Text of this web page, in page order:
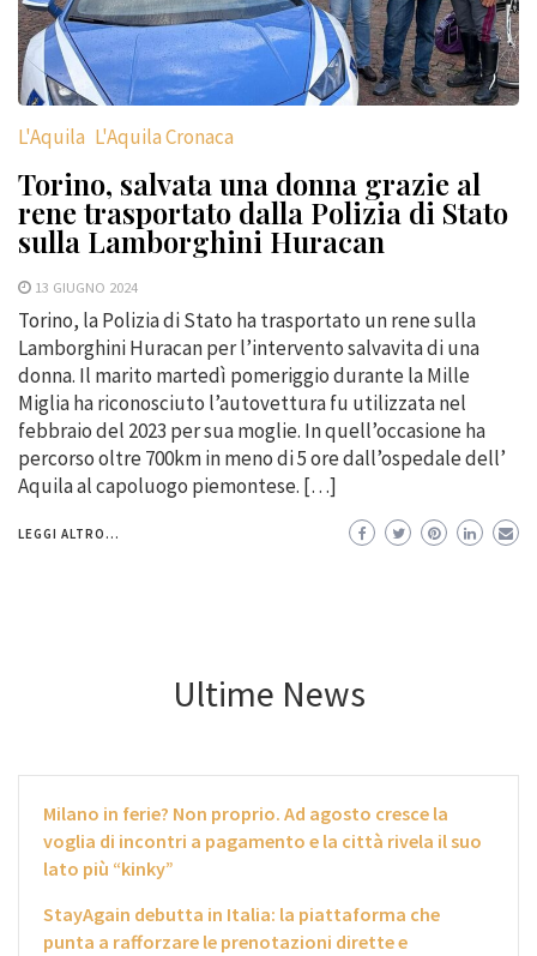
L'Aquila L'Aquila Cronaca
Torino, salvata una donna grazie al
rene trasportato dalla Polizia di Stato
sulla Lamborghini Huracan
13 GIUGNO 2024
Torino, la Polizia di Stato ha trasportato un rene sulla
Lamborghini Huracan per l’intervento salvavita di una
donna. Il marito martedì pomeriggio durante la Mille
Miglia ha riconosciuto l’autovettura fu utilizzata nel
febbraio del 2023 per sua moglie. In quell’occasione ha
percorso oltre 700km in meno di 5 ore dall’ospedale dell’
Aquila al capoluogo piemontese. […]
LEGGI ALTRO...
Ultime News
Milano in ferie? Non proprio. Ad agosto cresce la
voglia di incontri a pagamento e la città rivela il suo
lato più “kinky”
StayAgain debutta in Italia: la piattaforma che
punta a rafforzare le prenotazioni dirette e